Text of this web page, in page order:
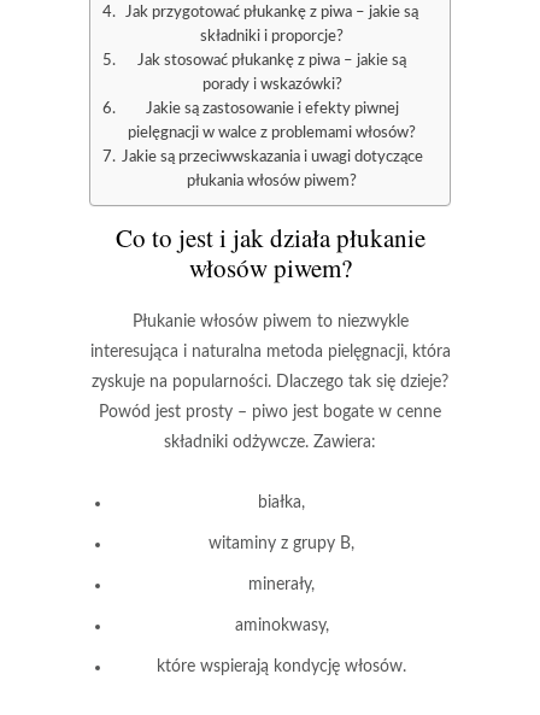
Jak przygotować płukankę z piwa – jakie są
składniki i proporcje?
Jak stosować płukankę z piwa – jakie są
porady i wskazówki?
Jakie są zastosowanie i efekty piwnej
pielęgnacji w walce z problemami włosów?
Jakie są przeciwwskazania i uwagi dotyczące
płukania włosów piwem?
Co to jest i jak działa płukanie
włosów piwem?
Płukanie włosów piwem to niezwykle
interesująca i naturalna metoda pielęgnacji, która
zyskuje na popularności. Dlaczego tak się dzieje?
Powód jest prosty – piwo jest bogate w cenne
składniki odżywcze. Zawiera:
białka,
witaminy z grupy B,
minerały,
aminokwasy,
które wspierają kondycję włosów.